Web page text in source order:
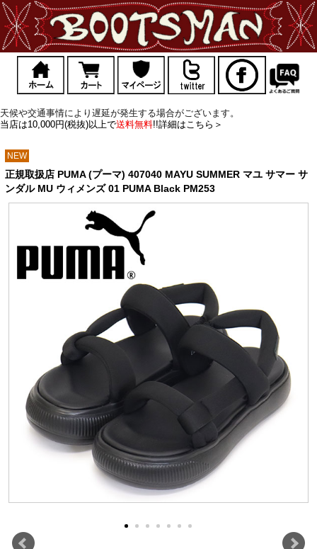
天候や交通事情により遅延が発生する場合がございます。
当店は10,000円(税抜)以上で送料無料!!詳細はこちら＞
NEW
正規取扱店 PUMA (プーマ) 407040 MAYU SUMMER マユ サマー サ
ンダル MU ウィメンズ 01 PUMA Black PM253